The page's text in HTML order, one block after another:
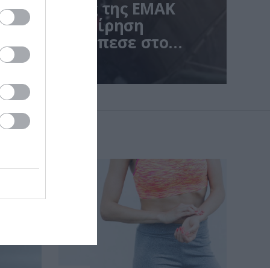
της ΕΜΑΚ
επιχείρηση
που έπεσε στο
αίσιο τέλος στην περιπέτεια του ζώου